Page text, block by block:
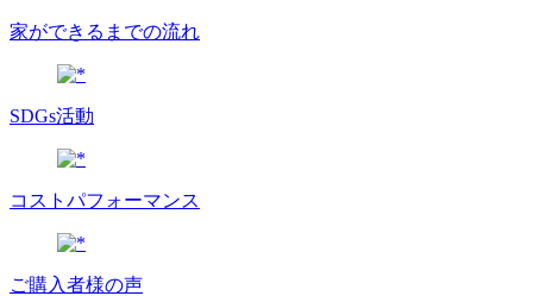
家ができるまでの流れ
SDGs活動
コストパフォーマンス
ご購入者様の声